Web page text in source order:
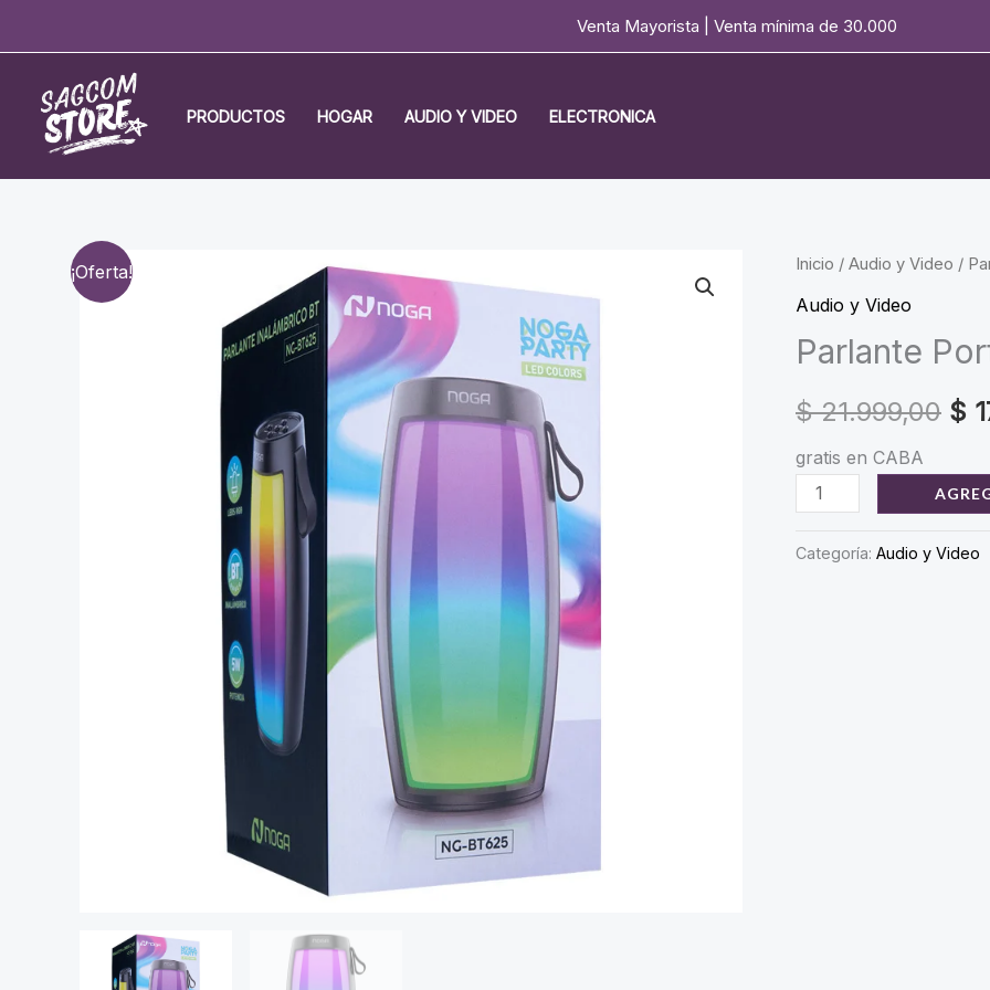
al
contenido
Venta Mayorista | Venta mínima de 30.000
PRODUCTOS HOGAR AUDIO Y VIDEO ELECTRONICA
¡Oferta! Inicio / Audio y Video /
Audio y Video
Parlante
$21.999,00
$
$
gratis en CABA
Parlante
(NOGA-
Categoría: Audio y Video